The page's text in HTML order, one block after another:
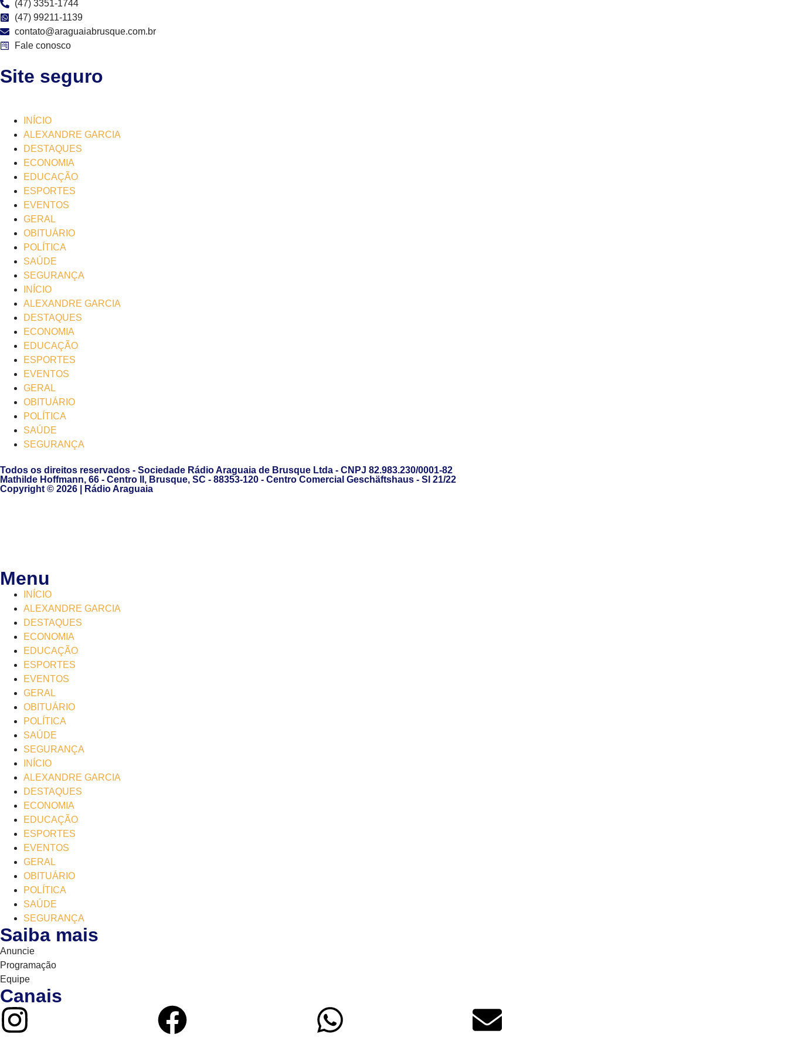
(47) 3351-1744
(47) 99211-1139
contato@araguaiabrusque.com.br
Fale conosco
Site seguro
INÍCIO
ALEXANDRE GARCIA
DESTAQUES
ECONOMIA
EDUCAÇÃO
ESPORTES
EVENTOS
GERAL
OBITUÁRIO
POLÍTICA
SAÚDE
SEGURANÇA
INÍCIO
ALEXANDRE GARCIA
DESTAQUES
ECONOMIA
EDUCAÇÃO
ESPORTES
EVENTOS
GERAL
OBITUÁRIO
POLÍTICA
SAÚDE
SEGURANÇA
Todos os direitos reservados - Sociedade Rádio Araguaia de Brusque Ltda - CNPJ 82.983.230/0001-82
Mathilde Hoffmann, 66 - Centro II, Brusque, SC - 88353-120 - Centro Comercial Geschäftshaus - Sl 21/22
Copyright © 2026 | Rádio Araguaia
Menu
INÍCIO
ALEXANDRE GARCIA
DESTAQUES
ECONOMIA
EDUCAÇÃO
ESPORTES
EVENTOS
GERAL
OBITUÁRIO
POLÍTICA
SAÚDE
SEGURANÇA
INÍCIO
ALEXANDRE GARCIA
DESTAQUES
ECONOMIA
EDUCAÇÃO
ESPORTES
EVENTOS
GERAL
OBITUÁRIO
POLÍTICA
SAÚDE
SEGURANÇA
Saiba mais
Anuncie
Programação
Equipe
Canais